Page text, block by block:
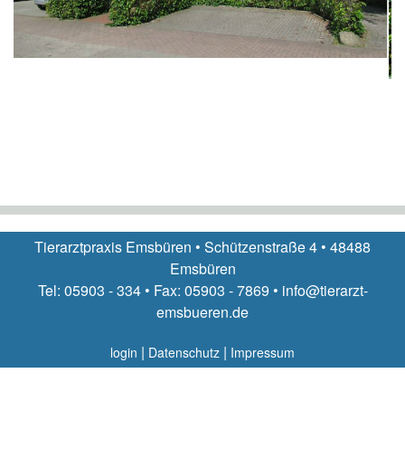
Kontakt & Anfahrt
Tierarztpraxis Emsbüren • Schützenstraße 4 • 48488
Emsbüren
Tel: 05903 - 334 • Fax: 05903 - 7869 • info@tierarzt-
emsbueren.de
login | Datenschutz | Impressum